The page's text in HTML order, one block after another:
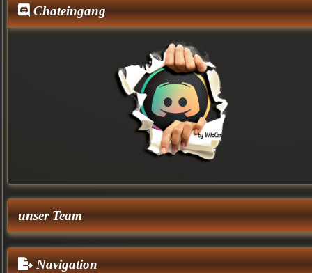
Chateingang
unser Team
Navigation